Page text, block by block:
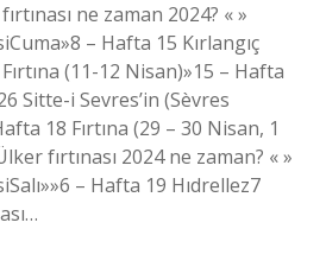
ne zaman 2024? « »
– Hafta 15 Kırlangıç
Fırtına (11-12 Nisan)»15 – Hafta
Sitte-i Sevres’in (Sèvres
18 Fırtına (29 – 30 Nisan, 1
fırtınası 2024 ne zaman? « »
– Hafta 19 Hıdrellez7